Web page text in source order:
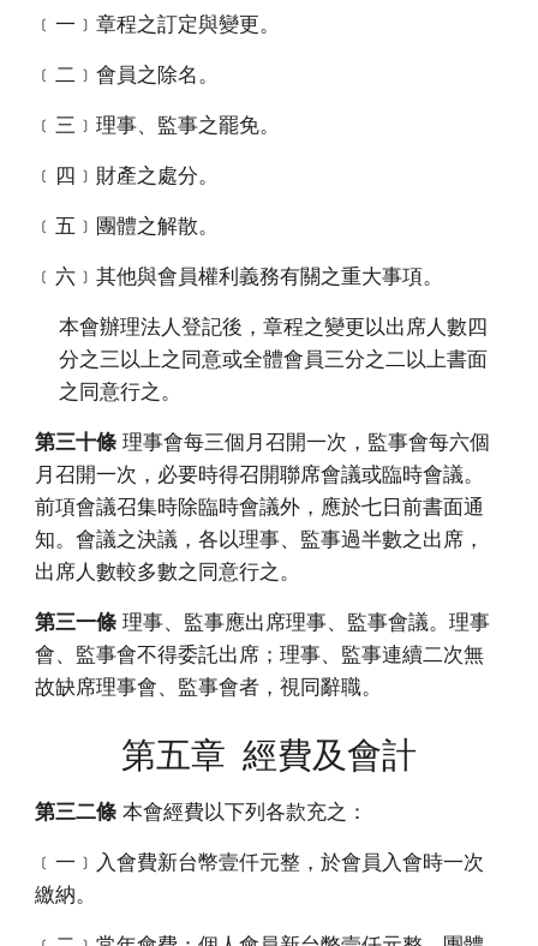
﹝一﹞章程之訂定與變更。
﹝二﹞會員之除名。
﹝三﹞理事、監事之罷免。
﹝四﹞財產之處分。
﹝五﹞團體之解散。
﹝六﹞其他與會員權利義務有關之重大事項。
本會辦理法人登記後，章程之變更以出席人數四
分之三以上之同意或全體會員三分之二以上書面
之同意行之。
第三十條 理事會每三個月召開一次，監事會每六個
月召開一次，必要時得召開聯席會議或臨時會議。
前項會議召集時除臨時會議外，應於七日前書面通
知。會議之決議，各以理事、監事過半數之出席，
出席人數較多數之同意行之。
第三一條 理事、監事應出席理事、監事會議。理事
會、監事會不得委託出席；理事、監事連續二次無
故缺席理事會、監事會者，視同辭職。
第五章 經費及會計
第三二條 本會經費以下列各款充之：
﹝一﹞入會費新台幣壹仟元整，於會員入會時一次
繳納。